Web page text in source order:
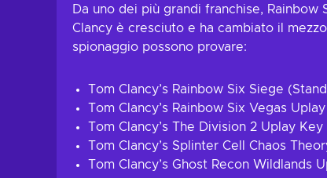
Da uno dei più grandi franchise,
Clancy è cresciuto e ha cambiato il
spionaggio possono provare:
Tom Clancy’s Rainbow Six Siege
Tom Clancy’s Rainbow Six Vegas
Tom Clancy’s The Division 2 Uplay Key
Tom Clancy’s Splinter Cell Chaos
Tom Clancy’s Ghost Recon Wildlands